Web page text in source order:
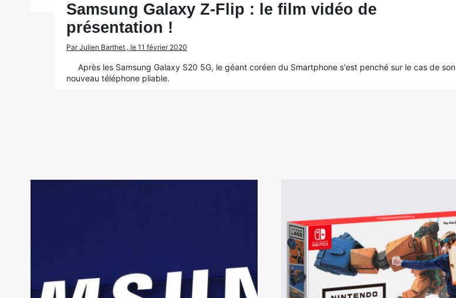
Samsung Galaxy Z-Flip : le film vidéo de
présentation !
Par Julien Barthet , le 11 février 2020
Après les Samsung Galaxy S20 5G, le géant coréen du Smartphone s'est penché sur le cas de son
nouveau téléphone pliable.